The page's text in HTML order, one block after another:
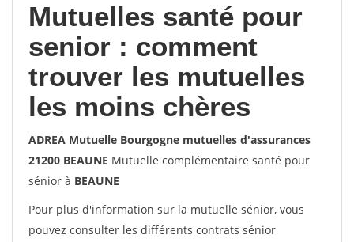
Mutuelles santé pour
senior : comment
trouver les mutuelles
les moins chères
ADREA Mutuelle Bourgogne mutuelles d'assurances
21200 BEAUNE Mutuelle complémentaire santé pour
sénior à BEAUNE
Pour plus d'information sur la mutuelle sénior, vous
pouvez consulter les différents contrats sénior